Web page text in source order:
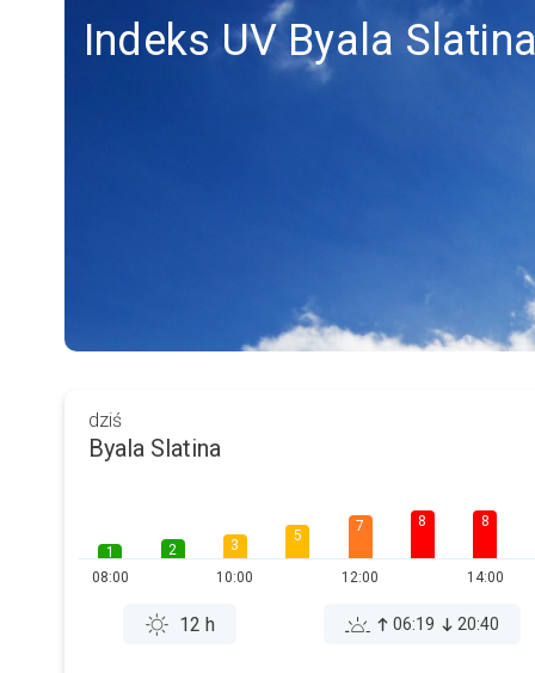
Indeks UV Byala Slatina
dziś
Byala Slatina
1
08:00
2
3
10:00
5
7
12:00
8 8
14:00
12 h 06:19 20:40